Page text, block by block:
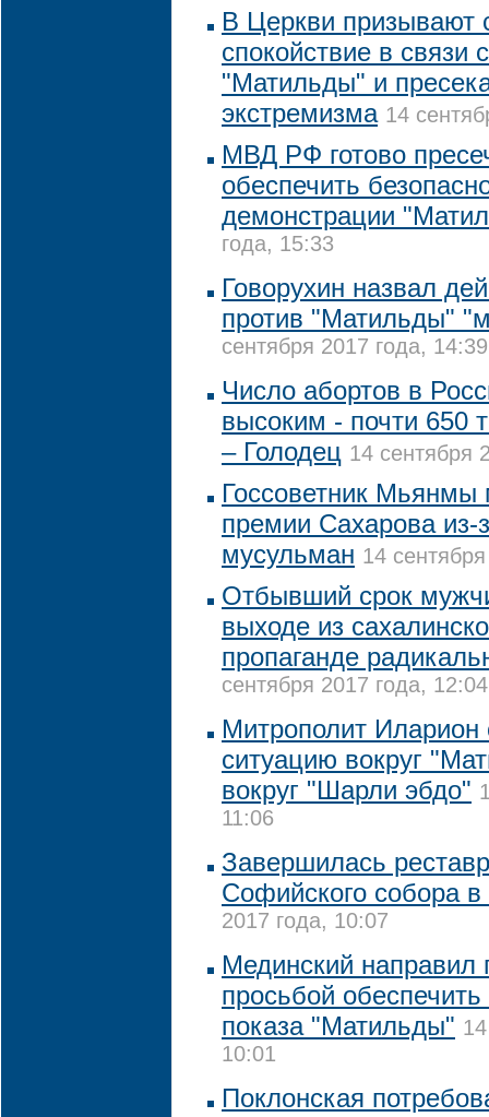
В Церкви призывают
спокойствие в связи
"Матильды" и
экстремизма 14
МВД РФ готово
обеспечить
демонстрации
года, 15:33
Говорухин назвал
против "Матильды"
сентября 2017 года, 14:39
Число абортов в
высоким - почти 650
– Голодец 14 сентября
Госсоветник
премии Сахарова из-
мусульман 14
Отбывший срок
выходе из
пропаганде
сентября 2017 года, 12:04
Митрополит Иларион
ситуацию вокруг
вокруг "Шарли эбдо"
11:06
Завершилась
Софийского собора в
2017 года, 10:07
Мединский
просьбой обеспечить
показа "Матильды"
10:01
Поклонская